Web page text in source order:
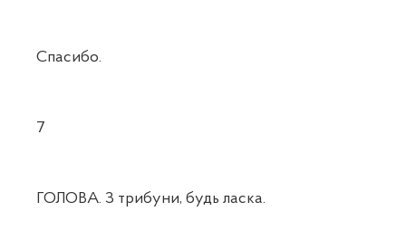
Спасибо.
7
ГОЛОВА. З трибуни, будь ласка.